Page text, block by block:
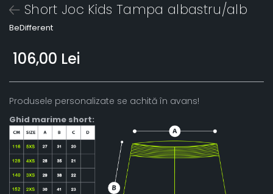
Short Joc Kids Tampa albastru/alb
BeDifferent
106,00 Lei
Produsele personalizate se achită în avans!
Ghid marime short: